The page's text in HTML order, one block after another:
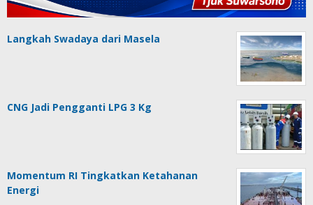
Langkah Swadaya dari Masela
CNG Jadi Pengganti LPG 3 Kg
Momentum RI Tingkatkan Ketahanan
Energi